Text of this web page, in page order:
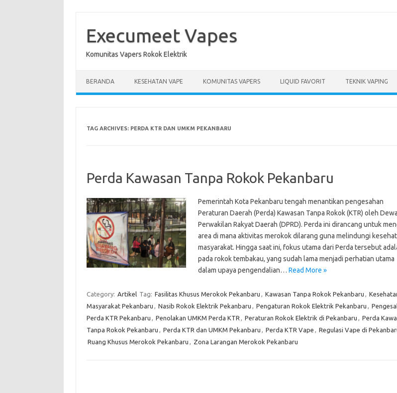
contentExecumeet Vapes
Komunitas Vapers Rokok Elektrik
BERANDA KESEHATAN VAPE KOMUNITAS VAPERS LIQUID FAVORIT TEKNIK VAPING
TAG ARCHIVES: PERDA KTR DAN UMKM PEKANBARU
Perda Kawasan Tanpa Rokok Pekanbaru
Pemerintah Kota Pekanbaru tengah menantikan pengesahan
Peraturan Daerah (Perda) Kawasan Tanpa Rokok (KTR) oleh
Perwakilan Rakyat Daerah (DPRD). Perda ini dirancang untuk
area di mana aktivitas merokok dilarang guna melindungi
masyarakat. Hingga saat ini, fokus utama dari Perda tersebut
pada rokok tembakau, yang sudah lama menjadi perhatian utama
dalam upaya pengendalian… Read More »
Category: Artikel Tag: Fasilitas Khusus Merokok Pekanbaru , Kawasan Tanpa Rokok Pekanbaru ,
Masyarakat Pekanbaru , Nasib Rokok Elektrik Pekanbaru , Pengaturan Rokok Elektrik Pekanbaru ,
Perda KTR Pekanbaru , Penolakan UMKM Perda KTR , Peraturan Rokok Elektrik di Pekanbaru , Perda
Tanpa Rokok Pekanbaru , Perda KTR dan UMKM Pekanbaru , Perda KTR Vape , Regulasi Vape di
Ruang Khusus Merokok Pekanbaru , Zona Larangan Merokok Pekanbaru